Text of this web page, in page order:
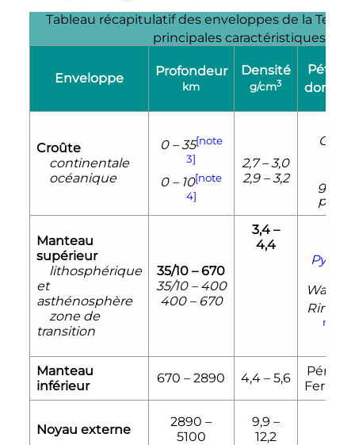
Tableau récapitulatif des enveloppes de la
principales caractéristiques
Enveloppe Profondeur
km
Densité
g/cm3
Croûte
continentale
océanique
0 – 35[note
3]
0 – 10[note
4]
2,7 – 3,0
2,9 – 3,2
Manteau
supérieur
lithosphérique
et
asthénosphère
zone de
transition
35/10 – 670
35/10 – 400
400 – 670
3,4 –
4,4
note
Manteau
inférieur
670 – 2890 4,4 – 5,6
Noyau externe
2890 –
5100
9,9 –
12,2